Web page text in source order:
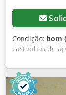
Condição: bom
castanhas de
máquina de
para tubos,
parafusos -
universal de 1/8